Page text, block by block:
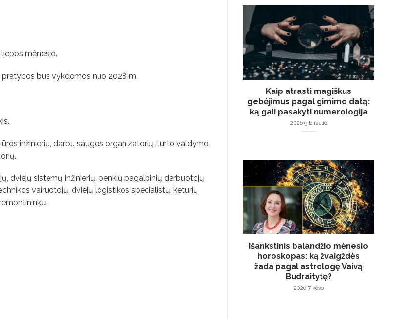
mėnesio.
bus vykdomos nuo 2028 m.
inžinierių, darbų saugos organizatorių, turto valdymo
dviejų sistemų inžinierių, penkių pagalbinių darbuotojų
vairuotojų, dviejų logistikos specialistų, keturių
Kaip atrasti magiškus
gebėjimus pagal gimimo datą:
ką gali pasakyti numerologija
2026 9 birželio
Išankstinis balandžio mėnesio
horoskopas: ką žvaigždės
žada pagal astrologę Vaivą
Budraitytę?
2026 7 kovo